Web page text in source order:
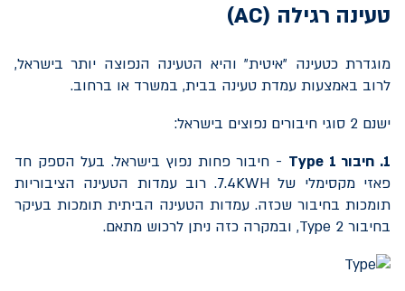
טעינה רגילה (AC
)
מוגדרת כטעינה "איטית" והיא הטעינה הנפוצה יותר בישראל,
לרוב באמצעות עמדת טעינה בבית, במשרד או ברחוב.
ישנם 2 סוגי חיבורים נפוצים בישראל:
1. חיבור
Type 1 - חיבור פחות נפוץ בישראל. בעל הספק חד
פאזי מקסימלי של 7.4KWH. רוב עמדות הטעינה הציבוריות
תומכות בחיבור שכזה. עמדות הטעינה הביתית תומכות בעיקר
בחיבור Type 2, ובמקרה כזה ניתן לרכוש מתאם.